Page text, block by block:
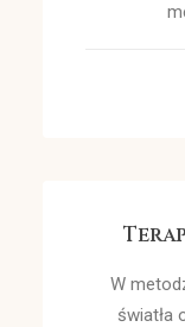
W
światła